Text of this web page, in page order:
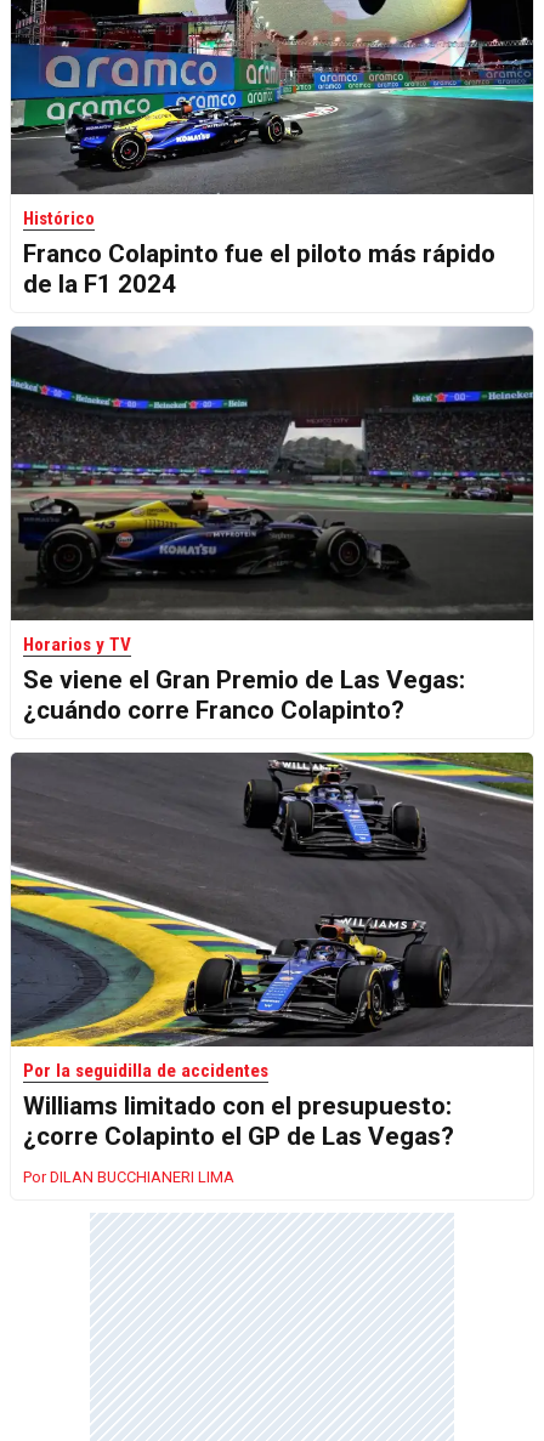
Histórico
Franco Colapinto fue el piloto más rápido
de la F1 2024
Horarios y TV
Se viene el Gran Premio de Las Vegas:
¿cuándo corre Franco Colapinto?
Por la seguidilla de accidentes
Williams limitado con el presupuesto:
¿corre Colapinto el GP de Las Vegas?
DILAN BUCCHIANERI LIMA